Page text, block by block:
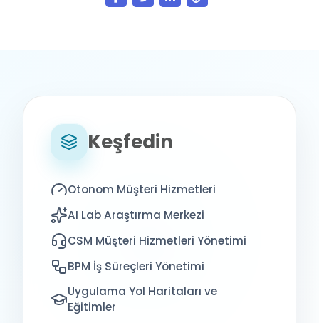
Keşfedin
Otonom Müşteri Hizmetleri
AI Lab Araştırma Merkezi
CSM Müşteri Hizmetleri Yönetimi
BPM İş Süreçleri Yönetimi
Uygulama Yol Haritaları ve
Eğitimler